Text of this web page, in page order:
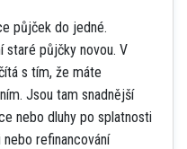
půjček do jedné.
staré půjčky novou. V
s tím, že máte
Jsou tam snadnější
nebo dluhy po splatnosti
refinancování